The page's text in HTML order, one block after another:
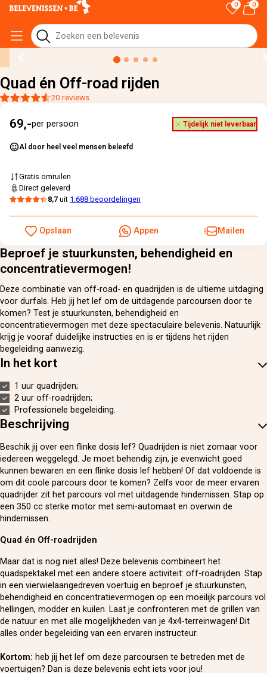
0 0
› Quad én Off-road rijden
Quad én Off-road rijden
20 reviews
Beproef je stuurkunsten, behendigheid en
concentratievermogen!
Deze combinatie van off-road- en quadrijden is de ultieme uitdaging
voor durfals. Heb jij het lef om de uitdagende parcoursen door te
komen? Test je stuurkunsten, behendigheid en
concentratievermogen met deze spectaculaire belevenis. Natuurlijk
krijg je vooraf duidelijke instructies en is er tijdens het rijden
begeleiding aanwezig.
In het kort
1 uur quadrijden;
2 uur off-roadrijden;
Professionele begeleiding.
Beschrijving
Beschik jij over een flinke dosis lef? Quadrijden is niet zomaar voor
iedereen weggelegd. Je moet behendig zijn, je evenwicht goed
kunnen bewaren en een flinke dosis lef hebben! Of dat voldoende is
om dit coole parcours door te komen? Zelfs voor de meer ervaren
quadrijder zit het parcours vol met uitdagende hindernissen. Stap op
een 350 cc sterke motor met semi-automaat en overwin de
hindernissen.
Quad én Off-roadrijden
Maar dat is nog niet alles! Deze belevenis combineert het
quadspektakel met een andere stoere activiteit: off-roadrijden. Stap
in een vierwielaangedreven voertuig en beproef je stuurkunsten,
behendigheid en concentratievermogen op een moeilijk parcours vol
hellingen, modder en kuilen. Laat je confronteren met de grillen van
de natuur en met alle mogelijkheden van je 4x4-terreinwagen! Dit
alles onder begeleiding van een ervaren instructeur.
Kortom: heb jij het lef om deze parcoursen te betreden met de
voertuigen? Dan is deze belevenis echt iets voor jou!
69,-per persoon Tijdelijk niet leverbaar
Al door heel veel mensen beleefd
Gratis omruilen
Direct geleverd
8,7 uit 1.688 beoordelingen
Opslaan Appen Mailen